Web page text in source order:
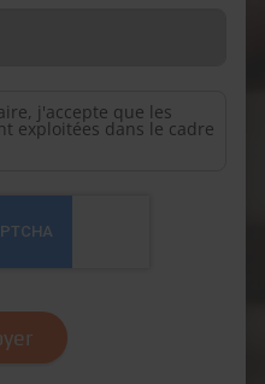
j'accepte que les
exploitées dans le cadre